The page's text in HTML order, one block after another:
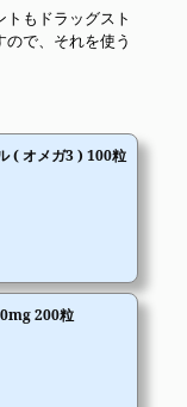
もドラッグスト
で、それを使う
( オメガ3 ) 100粒
200粒